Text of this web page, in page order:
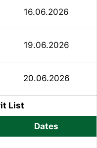
16.06.2026
19.06.2026
20.06.2026
List
Dates